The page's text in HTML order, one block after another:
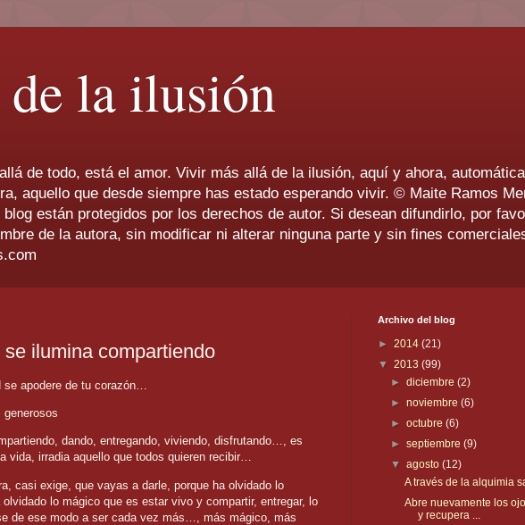
la ilusión
de todo, está el amor. Vivir más allá de la ilusión, aquí y ahora,
aquello que desde siempre has estado esperando vivir. © Maite Ramos
están protegidos por los derechos de autor. Si desean difundirlo, por
de la autora, sin modificar ni alterar ninguna parte y sin fines
ilumina compartiendo
se apodere de tu corazón…
generosos
dando, entregando, viviendo, disfrutando…, es
vida, irradia aquello que todos quieren recibir…
casi exige, que vayas a darle, porque ha olvidado lo
lo mágico que es estar vivo y compartir, entregar, lo
de ese modo a ser cada vez más…, más mágico, más
Archivo del blog
► 2014 (21)
▼ 2013 (99)
►diciembre(2)
►noviembre(6)
►octubre(6)
►septiembre(9)
▼agosto(12)
A través de la alquimia
Abre nuevamente los
y recupera ...